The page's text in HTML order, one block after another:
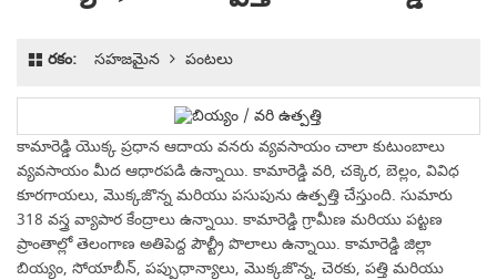
రకం: సహజమైన పంటలు
కామారెడ్డి యొక్క ప్రధాన ఆదాయ వనరు వ్యవసాయం చాలా కుటుంబాలు
వ్యవసాయం మీద ఆధారపడి ఉన్నాయి. కామారెడ్డి వరి, చక్కెర, బెల్లం, వివిధ
కూరగాయలు, మొక్కజొన్న మరియు పసుపును ఉత్పత్తి చేస్తుంది. సుమారు
318 వస్త్ర వ్యాపార కేంద్రాలు ఉన్నాయి. కామారెడ్డి గ్రామీణ మరియు పట్టణ
ప్రాంతాల్లో తెలంగాణ అతిపెద్ద పౌల్ట్రీ పొలాలు ఉన్నాయి. కామారెడ్డి జిల్లా
బియ్యం, సోయాబీన్, పప్పుధాన్యాలు, మొక్కజొన్న, చెరకు, పత్తి మరియు